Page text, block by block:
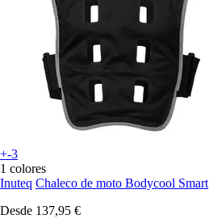
+-3
1 colores
Inuteq Chaleco de moto Bodycool Smart
Desde 137,95 €